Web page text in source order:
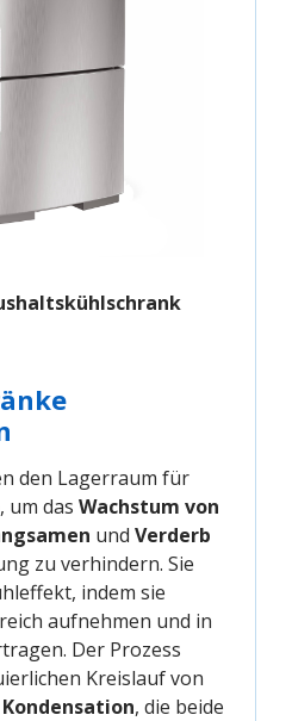
den Lagerraum für
um das Wachstum von
und Verderb
zu verhindern. Sie
indem sie
aufnehmen und in
Der Prozess
Kreislauf von
Kondensation, die beide